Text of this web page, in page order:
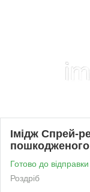
Імідж Спрей-
Готово до відправки
Роздріб